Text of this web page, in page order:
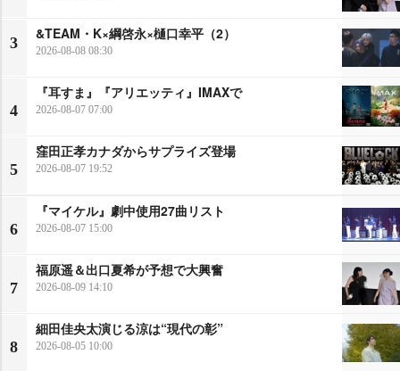
3
&TEAM・K×綱啓永×樋口幸平（2）
2026-08-08 08:30
4
『耳すま』『アリエッティ』IMAXで
2026-08-07 07:00
5
窪田正孝カナダからサプライズ登場
2026-08-07 19:52
6
『マイケル』劇中使用27曲リスト
2026-08-07 15:00
7
福原遥＆出口夏希が予想で大興奮
2026-08-09 14:10
8
細田佳央太演じる涼は“現代の彰”
2026-08-05 10:00